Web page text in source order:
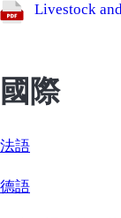
Livestock
國際
法語
德語